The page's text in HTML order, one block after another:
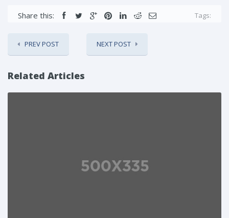
Share this: Tags:
PREV POST NEXT POST
Related Articles